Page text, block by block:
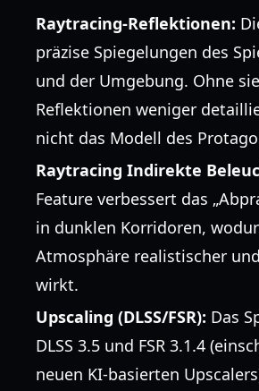
Raytracing-Reflektionen:
präzise Spiegelungen des
und der Umgebung. Ohne
Reflektionen weniger
nicht das Modell des
Raytracing Indirekte
Feature verbessert das
in dunklen Korridoren,
Atmosphäre realistischer
wirkt.
Upscaling (DLSS/FSR): Das
DLSS 3.5 und FSR 3.1.4
neuen KI-basierten